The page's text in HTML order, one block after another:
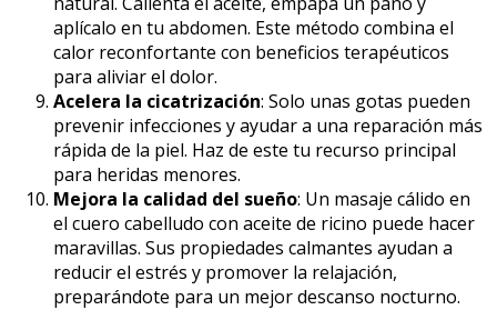
aplícalo en tu abdomen. Este método combina el
calor reconfortante con beneficios terapéuticos
para aliviar el dolor.
Acelera la cicatrización: Solo unas gotas pueden
prevenir infecciones y ayudar a una reparación más
rápida de la piel. Haz de este tu recurso principal
para heridas menores.
Mejora la calidad del sueño: Un masaje cálido en
el cuero cabelludo con aceite de ricino puede hacer
maravillas. Sus propiedades calmantes ayudan a
reducir el estrés y promover la relajación,
preparándote para un mejor descanso nocturno.